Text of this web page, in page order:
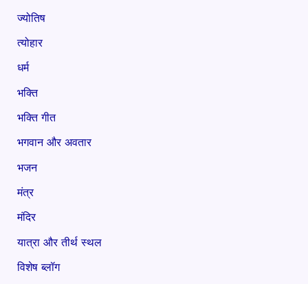
ज्योतिष
त्योहार
धर्म
भक्ति
भक्ति गीत
भगवान और अवतार
भजन
मंत्र
मंदिर
यात्रा और तीर्थ स्थल
विशेष ब्लॉग